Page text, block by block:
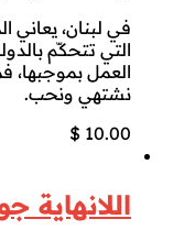
في لبنان، يعاني
التي تتحكّم
العمل بموجبها،
نشتهي ونحب.
$ 10.00
اللانهاية